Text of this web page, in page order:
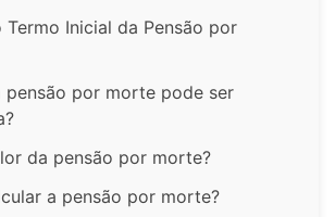
Termo Inicial da Pensão por
pensão por morte pode ser
da pensão por morte?
a pensão por morte?